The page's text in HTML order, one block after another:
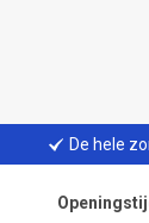
De hele